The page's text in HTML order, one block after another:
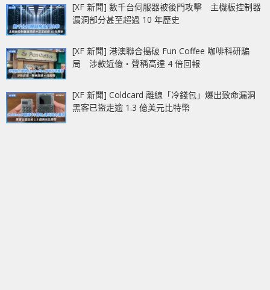
[XF 新聞] 數千台伺服器被後門攻擊 主機板控制器
漏洞部分甚至超過 10 年歷史
[XF 新聞] 港澳聯合搗破 Fun Coffee 咖啡科研騙
局 涉款近億‧聲稱高達 4 倍回報
[XF 新聞] Coldcard 離線「冷錢包」爆出致命漏洞
黑客已盜走逾 1.3 億美元比特幣